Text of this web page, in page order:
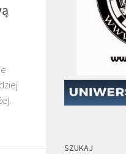
SZUKAJ